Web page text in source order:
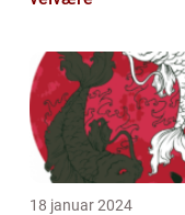
18 januar 2024